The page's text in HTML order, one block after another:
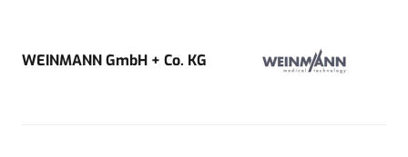
WEINMANN GmbH + Co. KG